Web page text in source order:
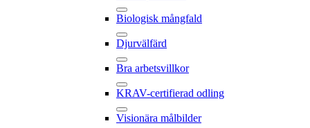
Biologisk mångfald
Djurvälfärd
Bra arbetsvillkor
KRAV-certifierad odling
Visionära målbilder